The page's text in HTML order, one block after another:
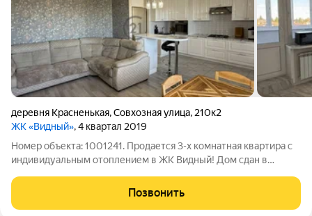
деревня Красненькая,Совхозная улица, 210к2
ЖК «Видный», 4 квартал 2019
Номер объекта: 1001241. Продается 3-х комнатная квартира с
индивидуальным отоплением в ЖК Видный! Дом сдан в
муниципальный район Тамбовский, сельское поселение
Донской сельсовет, деревня Красненькая,
Позвонить